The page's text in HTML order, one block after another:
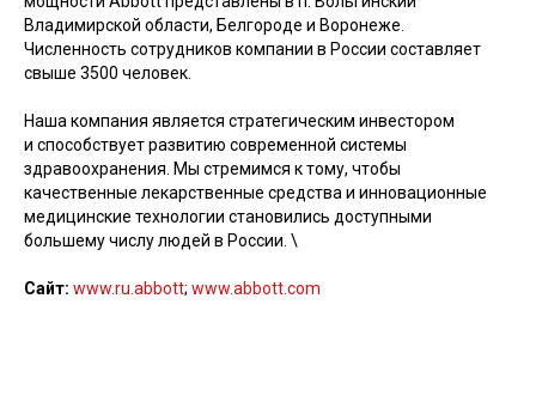
Владимирской области, Белгороде и Воронеже.
Численность сотрудников компании в России составляет
свыше 3500 человек.
Наша компания является стратегическим инвестором
и способствует развитию современной системы
здравоохранения. Мы стремимся к тому, чтобы
качественные лекарственные средства и инновационные
медицинские технологии становились доступными
большему числу людей в России. \
Сайт: www.ru.abbott; www.abbott.com